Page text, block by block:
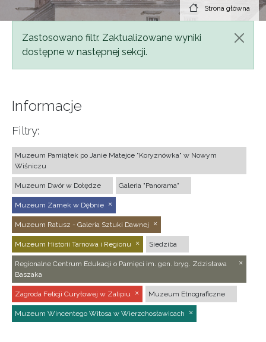
Strona główna
Komunikat
Zastosowano filtr. Zaktualizowane wyniki
dostępne w następnej sekcji.
Informacje
Filtry:
Muzeum Pamiątek po Janie Matejce "Koryznówka" w Nowym
Wiśniczu
Muzeum Dwór w Dołędze Galeria "Panorama"
Muzeum Zamek w Dębnie
Muzeum Ratusz - Galeria Sztuki Dawnej
Muzeum Historii Tarnowa i Regionu Siedziba
Regionalne Centrum Edukacji o Pamięci im. gen. bryg. Zdzisława
Baszaka
Zagroda Felicji Curyłowej w Zalipiu Muzeum Etnograficzne
Muzeum Wincentego Witosa w Wierzchosławicach